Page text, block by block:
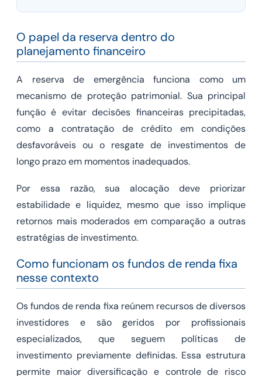
O papel da reserva dentro do
planejamento financeiro
A reserva de emergência funciona como um
mecanismo de proteção patrimonial. Sua principal
função é evitar decisões financeiras precipitadas,
como a contratação de crédito em condições
desfavoráveis ou o resgate de investimentos de
longo prazo em momentos inadequados.
Por essa razão, sua alocação deve priorizar
estabilidade e liquidez, mesmo que isso implique
retornos mais moderados em comparação a outras
estratégias de investimento.
Como funcionam os fundos de renda fixa
nesse contexto
Os fundos de renda fixa reúnem recursos de diversos
investidores e são geridos por profissionais
especializados, que seguem políticas de
investimento previamente definidas. Essa estrutura
permite maior diversificação e controle de risco